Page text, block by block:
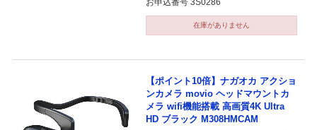
お申込番号 3S0286
在庫がありません
【ポイント10倍】ナガオカ アクショ
ンカメラ movio ヘッドマウントカ
メラ wifi機能搭載 高画質4K Ultra
HD ブラック M308HMCAM